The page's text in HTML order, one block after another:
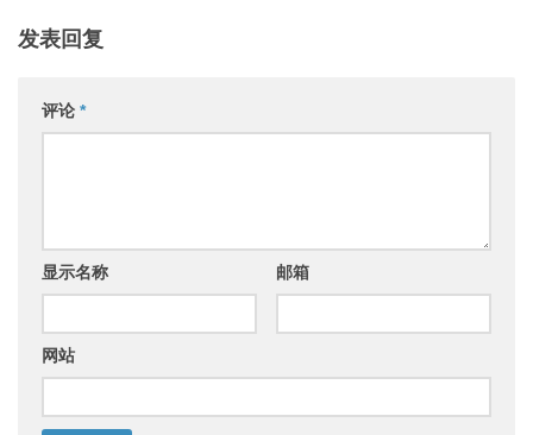
发表回复
评论 *
显示名称 邮箱
网站